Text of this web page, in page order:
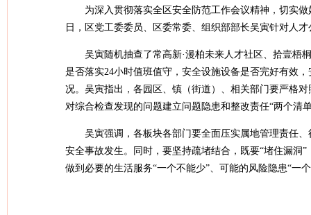
为深入贯彻落实全区安全防范工作会议精神，切实
日，区党工委委员、区委常委、组织部部长吴寅针对人
吴寅随机抽查了常高新·漫柏未来人才社区、拾壹梧
是否落实24小时值班值守，安全设施设备是否完好有效
况。吴寅指出，各园区、镇（街道）、相关部门要严格
对综合检查发现的问题建立问题隐患和整改责任“两个清
吴寅强调，各板块各部门要全面压实属地管理责任
安全事故发生。同时，要坚持疏堵结合，既要“堵住漏洞
做到必要的生活服务“一个不能少”、可能的风险隐患“一